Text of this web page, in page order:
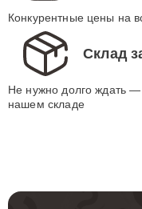
Конкурентные цены на
Склад
Не нужно долго ждать —
нашем складе